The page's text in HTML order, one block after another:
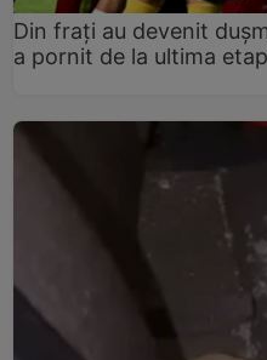
Din frați au devenit
a pornit de la ultima